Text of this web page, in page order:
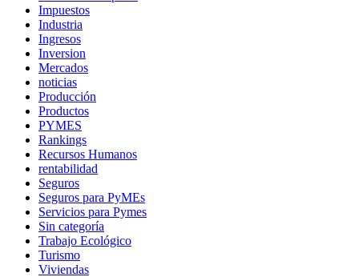
Impuestos
Industria
Ingresos
Inversion
Mercados
noticias
Producción
Productos
PYMES
Rankings
Recursos Humanos
rentabilidad
Seguros
Seguros para PyMEs
Servicios para Pymes
Sin categoría
Trabajo Ecológico
Turismo
Viviendas